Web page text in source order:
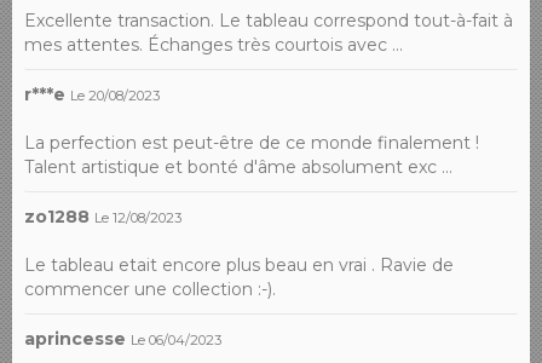
Excellente transaction. Le tableau correspond tout-à-fait à
mes attentes. Échanges très courtois avec ...
r***e Le 20/08/2023
La perfection est peut-être de ce monde finalement !
Talent artistique et bonté d'âme absolument exc ...
zo1288 Le 12/08/2023
Le tableau etait encore plus beau en vrai . Ravie de
commencer une collection :-).
aprincesse Le 06/04/2023